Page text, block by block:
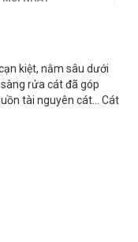
kiệt, nằm sâu dưới
rửa cát đã góp
tài nguyên cát… Cát